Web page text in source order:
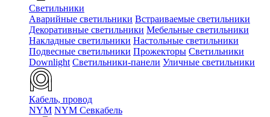
Светильники
Аварийные светильники Встраиваемые светильники
Декоративные светильники Мебельные светильники
Накладные светильники Настольные светильники
Подвесные светильники Прожекторы Светильники
Downlight Светильники-панели Уличные светильники
Кабель, провод
NYM NYM Севкабель